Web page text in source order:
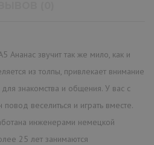
Ананас звучит так же мило, как и
из толпы, привлекает внимание
знакомства и общения. У вас с
веселиться и играть вместе.
инженерами немецкой
25 лет занимаются